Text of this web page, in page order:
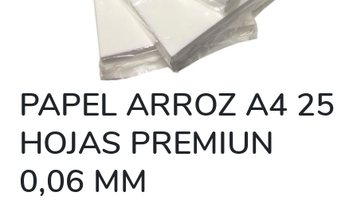
PAPEL ARROZ A4 25
HOJAS PREMIUN
0,06 MM